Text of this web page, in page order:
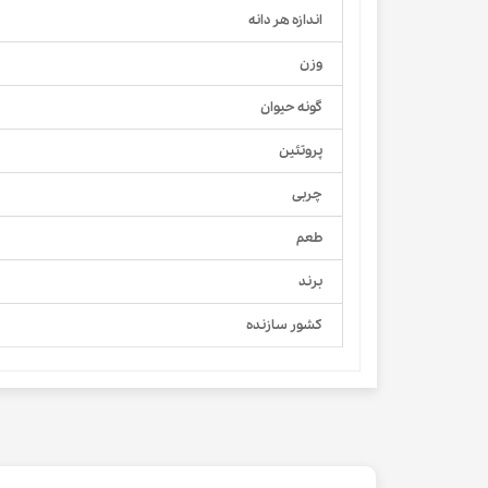
اندازه هر دانه
وزن
گونه حیوان
پروتئین
چربی
طعم
برند
کشور سازنده